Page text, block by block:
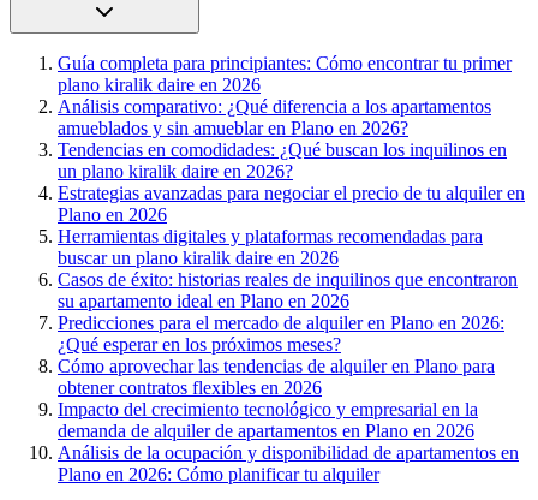
Guía completa para principiantes: Cómo encontrar tu primer
plano kiralik daire en 2026
Análisis comparativo: ¿Qué diferencia a los apartamentos
amueblados y sin amueblar en Plano en 2026?
Tendencias en comodidades: ¿Qué buscan los inquilinos en
un plano kiralik daire en 2026?
Estrategias avanzadas para negociar el precio de tu alquiler en
Plano en 2026
Herramientas digitales y plataformas recomendadas para
buscar un plano kiralik daire en 2026
Casos de éxito: historias reales de inquilinos que encontraron
su apartamento ideal en Plano en 2026
Predicciones para el mercado de alquiler en Plano en 2026:
¿Qué esperar en los próximos meses?
Cómo aprovechar las tendencias de alquiler en Plano para
obtener contratos flexibles en 2026
Impacto del crecimiento tecnológico y empresarial en la
demanda de alquiler de apartamentos en Plano en 2026
Análisis de la ocupación y disponibilidad de apartamentos en
Plano en 2026: Cómo planificar tu alquiler